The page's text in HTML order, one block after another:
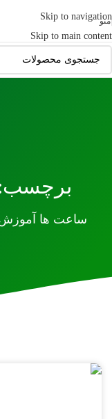
Skip to navigation
Skip to main content
منو
برچسب:
ساعت ها آموزش